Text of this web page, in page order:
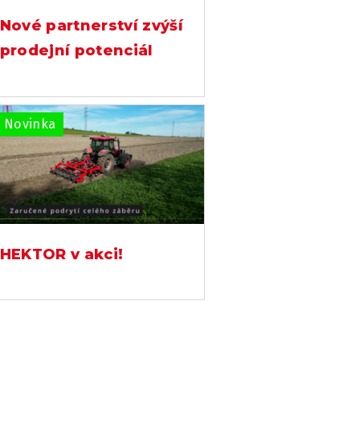
Nové partnerství zvýší
prodejní potenciál
Novinka
HEKTOR v akci!